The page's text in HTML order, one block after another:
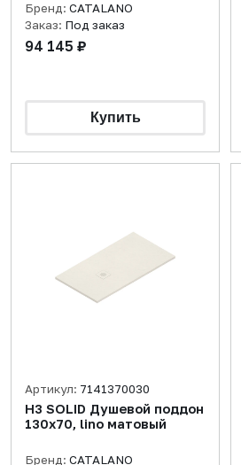
Бренд: CATALANO
Заказ: Под заказ
94 145 ₽
Артикул: 7141370030
H3 SOLID Душевой поддон
130x70, lino матовый
Бренд: CATALANO